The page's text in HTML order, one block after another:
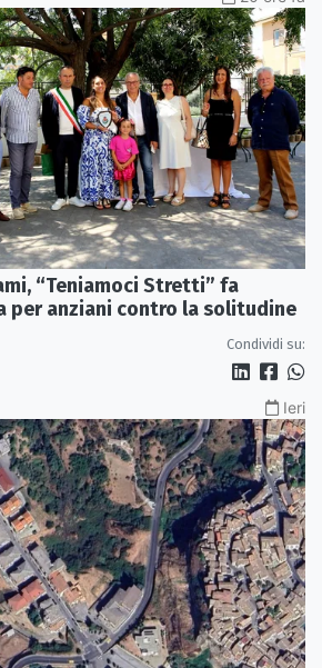
“Teniamoci Stretti” fa
per anziani contro la solitudine
Condividi su:
Ieri